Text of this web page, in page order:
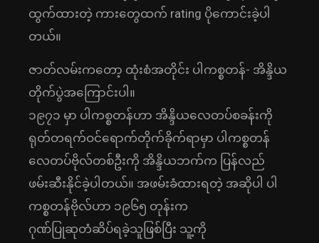
ထွက်ထားတဲ့ ကားတွေထက် rating ပိုကောင်းခဲ့ပါ
တယ်။
ဇာတ်လမ်းကတော့ ထုံးစံအတိုင်း ပါကစ္စတန်- အိန္ဒိယ
တိုက်ပွဲအကြောင်းပါ။
၁၉၇၁ မှာ ပါကစ္စတန်ဟာ အိန္ဒိယလေတပ်စခန်းကို
ရုတ်တရက်ဝင်ရောက်တိုက်ခိုက်ရာမှာ ပါကစ္စတန်
လေတပ်ဗိုလ်တစ်ဦးကို အိန္ဒိယဘက်က ပြန်လည်
ဖမ်းဆီးနိုင်ခဲ့ပါတယ်။ အဖမ်းခံထားရတဲ့ အဆိုပါ ပါ
ကစ္စတန်ဗိုလ်ဟာ ၁၉၆၅ တုန်းက
ဂုဏ်ပြုဆုတံဆိပ်ရခဲ့သူဖြစ်ပြီး သူ့ကို